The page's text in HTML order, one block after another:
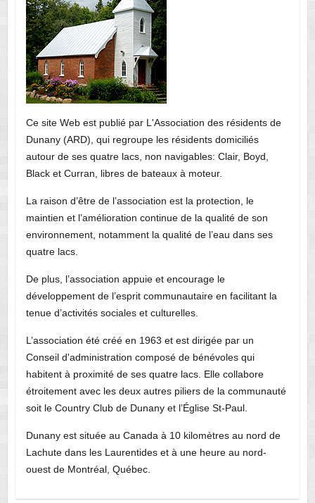
Ce site Web est publié par L'Association des résidents de
Dunany (ARD), qui regroupe les résidents domiciliés
autour de ses quatre lacs, non navigables: Clair, Boyd,
Black et Curran, libres de bateaux à moteur.
La raison d’être de l’association est la protection, le
maintien et l’amélioration continue de la qualité de son
environnement, notamment la qualité de l’eau dans ses
quatre lacs.
De plus, l’association appuie et encourage le
développement de l’esprit communautaire en facilitant la
tenue d’activités sociales et culturelles.
L’association été créé en 1963 et est dirigée par un
Conseil d'administration composé de bénévoles qui
habitent à proximité de ses quatre lacs. Elle collabore
étroitement avec les deux autres piliers de la communauté
soit le Country Club de Dunany et l’Église St-Paul.
Dunany est située au Canada à 10 kilomètres au nord de
Lachute dans les Laurentides et à une heure au nord-
ouest de Montréal, Québec.